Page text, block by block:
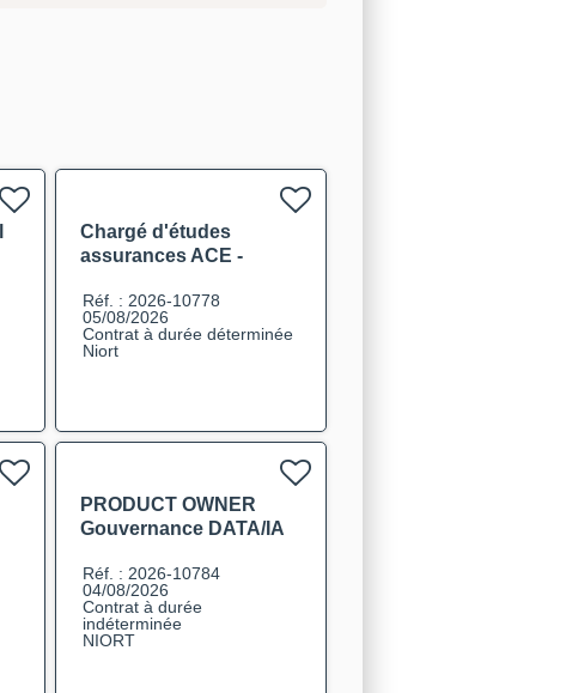
Chargé d'études
assurances ACE -
Réf. : 2026-10778
05/08/2026
Contrat à durée déterminée
Niort
PRODUCT OWNER
Gouvernance DATA/IA
Réf. : 2026-10784
04/08/2026
Contrat à durée
indéterminée
NIORT